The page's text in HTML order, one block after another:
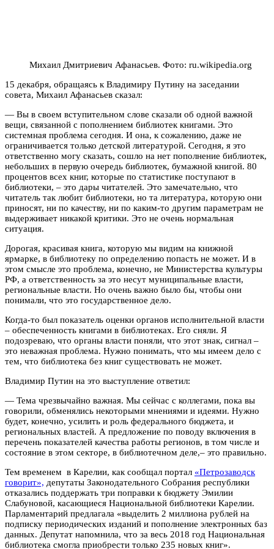
Михаил Дмитриевич Афанасьев. Фото: ru.wikipedia.org
15 декабря, обращаясь к Владимиру Путину на заседании
совета, Михаил Афанасьев сказал:
— Вы в своем вступительном слове сказали об одной важной
вещи, связанной с пополнением библиотек книгами. Это
системная проблема сегодня. И она, к сожалению, даже не
ограничивается только детской литературой. Сегодня, я это
ответственно могу сказать, сошло на нет пополнение библиотек,
небольших в первую очередь библиотек, бумажной книгой. 80
процентов всех книг, которые по статистике поступают в
библиотеки, – это дары читателей. Это замечательно, что
читатель так любит библиотеки, но та литература, которую они
приносят, ни по качеству, ни по каким-то другим параметрам не
выдерживает никакой критики. Это не очень нормальная
ситуация.
Дорогая, красивая книга, которую мы видим на книжной
ярмарке, в библиотеку по определению попасть не может. И в
этом смысле это проблема, конечно, не Министерства культуры
РФ, а ответственность за это несут муниципальные власти,
региональные власти. Но очень важно было бы, чтобы они
понимали, что это государственное дело.
Когда-то был показатель оценки органов исполнительной власти
– обеспеченность книгами в библиотеках. Его сняли. Я
подозреваю, что органы власти поняли, что этот знак, сигнал –
это неважная проблема. Нужно понимать, что мы имеем дело с
тем, что библиотека без книг существовать не может.
Владимир Путин на это выступление ответил:
— Тема чрезвычайно важная. Мы сейчас с коллегами, пока вы
говорили, обменялись некоторыми мнениями и идеями. Нужно
будет, конечно, усилить и роль федерального бюджета, и
региональных властей. А предложение по поводу включения в
перечень показателей качества работы регионов, в том числе и
состояние в этом секторе, в библиотечном деле,– это правильно.
Тем временем в Карелии, как сообщал портал «Петрозаводск
говорит», депутаты Законодательного Собрания республики
отказались поддержать три поправки к бюджету Эмилии
Слабуновой, касающиеся Национальной библиотеки Карелии.
Парламентарий предлагала «выделить 2 миллиона рублей на
подписку периодических изданий и пополнение электронных баз
данных. Депутат напомнила, что за весь 2018 год Национальная
библиотека смогла приобрести только 235 новых книг».